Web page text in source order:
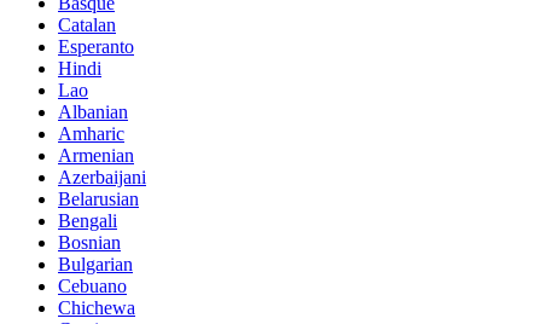
Catalan
Esperanto
Hindi
Lao
Albanian
Amharic
Armenian
Azerbaijani
Belarusian
Bengali
Bosnian
Bulgarian
Cebuano
Chichewa